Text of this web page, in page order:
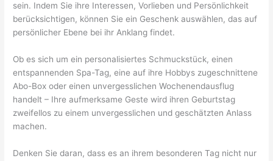
sein. Indem Sie ihre Interessen, Vorlieben und Persönlichkeit
berücksichtigen, können Sie ein Geschenk auswählen, das auf
persönlicher Ebene bei ihr Anklang findet.
Ob es sich um ein personalisiertes Schmuckstück, einen
entspannenden Spa-Tag, eine auf ihre Hobbys zugeschnittene
Abo-Box oder einen unvergesslichen Wochenendausflug
handelt – Ihre aufmerksame Geste wird ihren Geburtstag
zweifellos zu einem unvergesslichen und geschätzten Anlass
machen.
Denken Sie daran, dass es an ihrem besonderen Tag nicht nur